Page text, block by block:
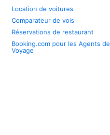
Location de voitures
Comparateur de vols
Réservations de restaurant
Booking.com pour les Agents de
Voyage